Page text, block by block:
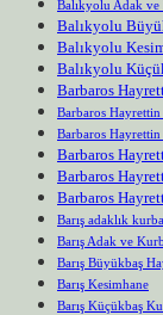
Balıkyolu Adak ve
Balıkyolu
Balıkyolu
Balıkyolu
Barbaros
Barbaros
Barbaros Hayrettin
Barbaros
Barbaros
Barbaros
Barış adaklık
Barış Adak ve
Barış Büyükbaş
Barış Kesimhane
Barış Küçükbaş